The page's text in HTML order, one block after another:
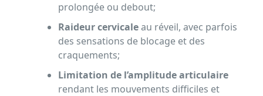
prolongée ou debout;
Raideur cervicaleau réveil, avec parfois
des sensations de blocage et des
craquements;
Limitation de l’amplitude articulaire
rendant les mouvements difficiles et